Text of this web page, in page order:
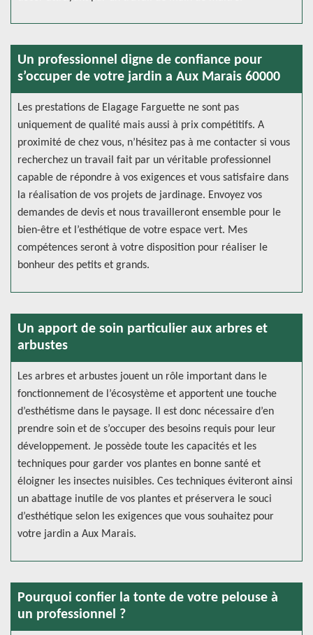
Un professionnel digne de confiance pour
s’occuper de votre jardin a Aux Marais 60000
Les prestations de Elagage Farguette ne sont pas
uniquement de qualité mais aussi à prix compétitifs. A
proximité de chez vous, n’hésitez pas à me contacter si vous
recherchez un travail fait par un véritable professionnel
capable de répondre à vos exigences et vous satisfaire dans
la réalisation de vos projets de jardinage. Envoyez vos
demandes de devis et nous travailleront ensemble pour le
bien-être et l’esthétique de votre espace vert. Mes
compétences seront à votre disposition pour réaliser le
bonheur des petits et grands.
Un apport de soin particulier aux arbres et
arbustes
Les arbres et arbustes jouent un rôle important dans le
fonctionnement de l’écosystème et apportent une touche
d’esthétisme dans le paysage. Il est donc nécessaire d’en
prendre soin et de s’occuper des besoins requis pour leur
développement. Je possède toute les capacités et les
techniques pour garder vos plantes en bonne santé et
éloigner les insectes nuisibles. Ces techniques éviteront ainsi
un abattage inutile de vos plantes et préservera le souci
d’esthétique selon les exigences que vous souhaitez pour
votre jardin a Aux Marais.
Pourquoi confier la tonte de votre pelouse à
un professionnel ?